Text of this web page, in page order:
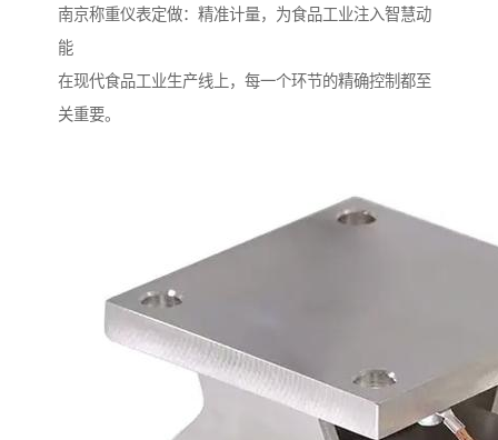
南京称重仪表定做：精准计量，为食品工业注入智慧动
能
在现代食品工业生产线上，每一个环节的精确控制都至
关重要。